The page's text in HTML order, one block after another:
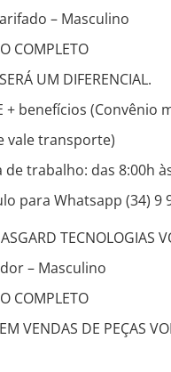
– Masculino
COMPLETO
UM DIFERENCIAL.
+ benefícios (Convênio
vale transporte)
de trabalho: das 8:00h
para Whatsapp (34) 9
TECNOLOGIAS
– Masculino
COMPLETO
VENDAS DE PEÇAS